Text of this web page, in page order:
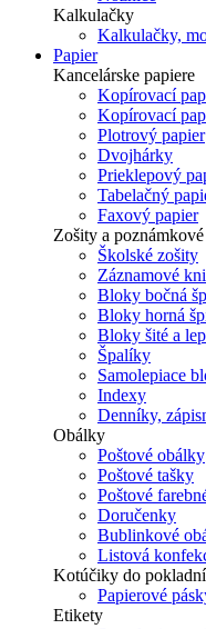
Kalkulačky
Kalkulačky,
Papier
Kancelárske papiere
Kopírovací
Kopírovací
Plotrový papier
Dvojhárky
Prieklepový
Tabelačný
Faxový papier
Zošity a
Školské zošity
Záznamové
Bloky bočná
Bloky horná
Bloky šité a
Špalíky
Samolepiace
Indexy
Denníky,
Obálky
Poštové obálky
Poštové tašky
Poštové
Doručenky
Bublinkové
Listová
Kotúčiky do pokladní
Papierové
Etikety